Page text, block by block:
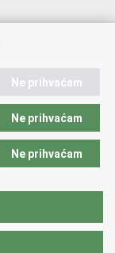
Ne prihvaćam
Ne prihvaćam
Ne prihvaćam